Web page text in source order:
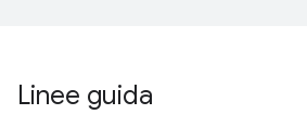
Linee guida